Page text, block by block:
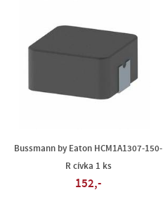
Bussmann by Eaton HCM1A1307-150-
R cívka 1 ks
152,-